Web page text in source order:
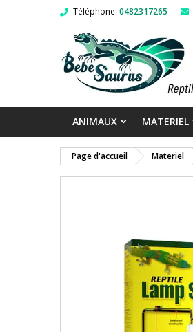
Téléphone: 0482317265
ANIMAUX MATERIEL
Page d'accueil Materiel